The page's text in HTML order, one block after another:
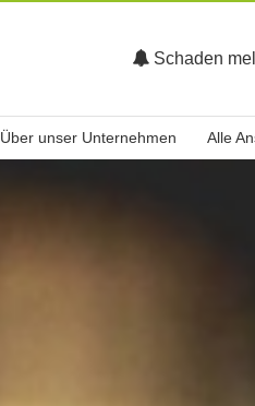
Schaden
Über unser Unternehmen Alle